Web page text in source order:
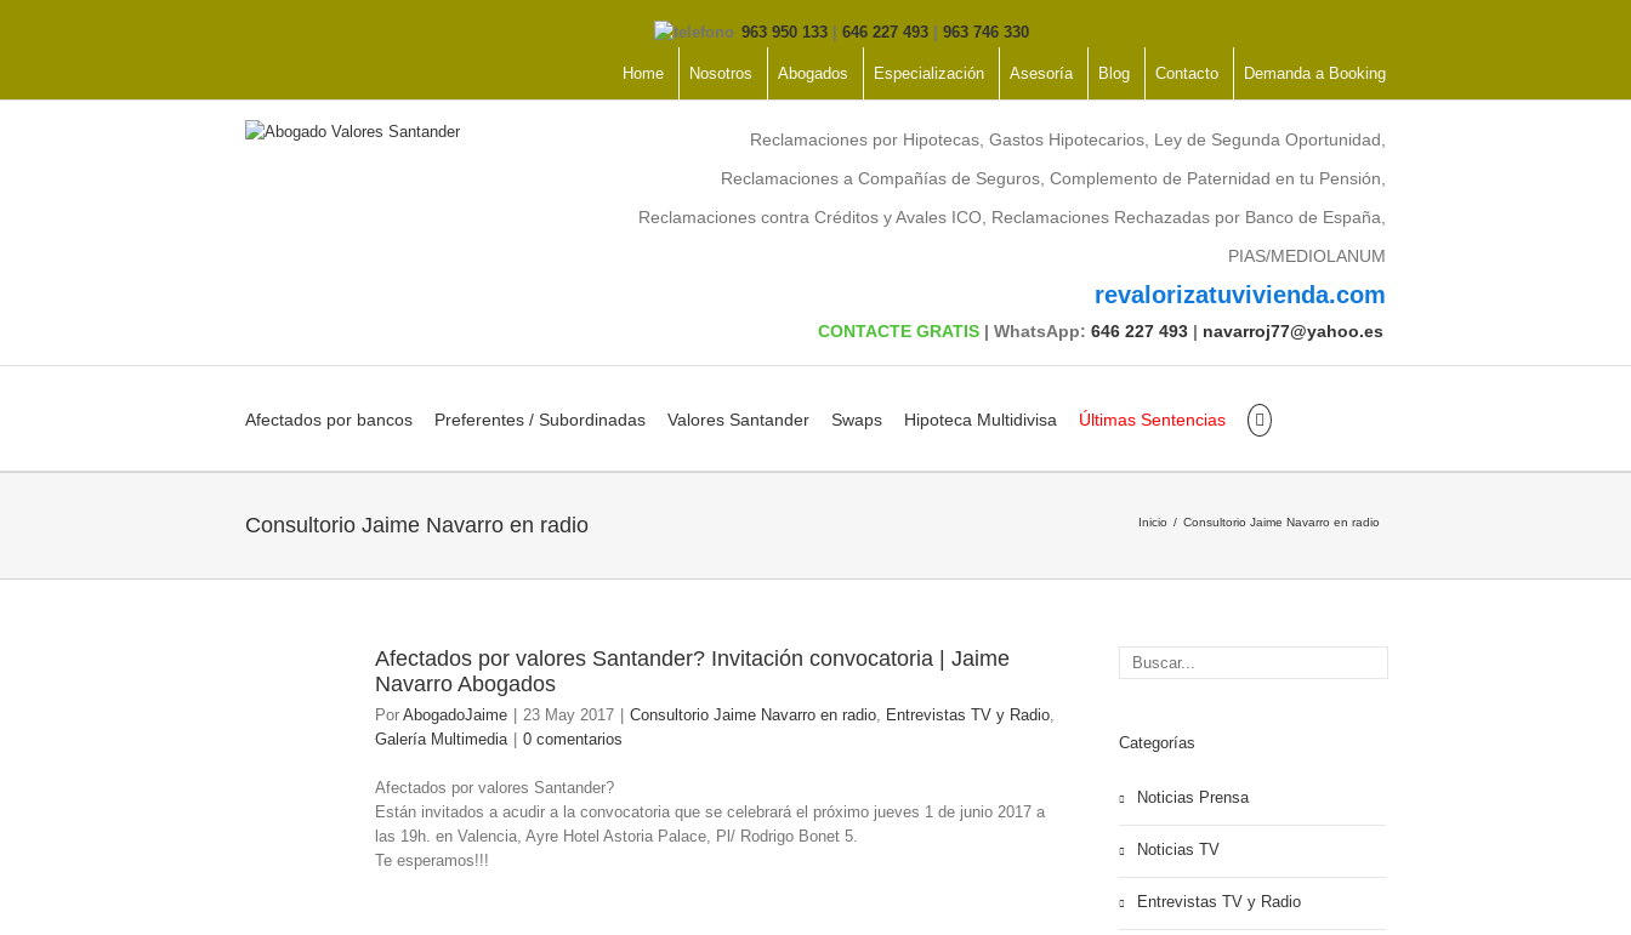
963 950 133 646 227 493 963 746 330
Home Nosotros Abogados Especialización Asesoría Blog Contacto Demanda a Booking
Reclamaciones por Hipotecas, Gastos Hipotecarios, Ley de Segunda Oportunidad,
Reclamaciones a Compañías de Seguros, Complemento de Paternidad en tu Pensión,
Reclamaciones contra Créditos y Avales ICO, Reclamaciones Rechazadas por Banco de España,
PIAS/MEDIOLANUM
revalorizatuvivienda.com
CONTACTE GRATIS | WhatsApp: 646 227 493 | navarroj77@yahoo.es
Afectados por bancos Preferentes / Subordinadas Valores Santander Swaps Hipoteca Multidivisa Últimas Sentencias
Consultorio Jaime Navarro en radio Inicio Consultorio Jaime Navarro en radio
Afectados por valores Santander? Invitación convocatoria | Jaime
Navarro Abogados
PorAbogadoJaime 23 May 2017 Consultorio Jaime Navarro en radio, Entrevistas TV y Radio,
Galería Multimedia
0 comentarios
Afectados por valores Santander?
Están invitados a acudir a la convocatoria que se celebrará el próximo jueves 1 de junio 2017 a
las 19h. en Valencia, Ayre Hotel Astoria Palace, Pl/ Rodrigo Bonet 5.
Te esperamos!!!
Categorías
Noticias Prensa
Noticias TV
Entrevistas TV y Radio